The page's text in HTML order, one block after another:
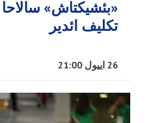
تکلیف ائدیر
26 اییول 21:00